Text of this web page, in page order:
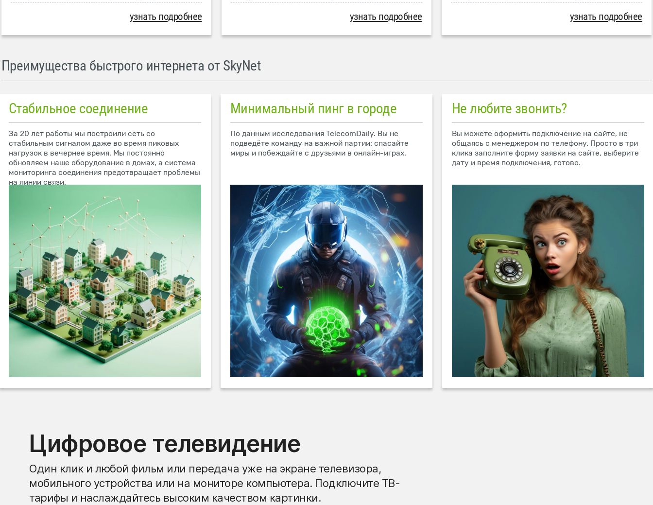
узнать подробнее узнать подробнее узнать подробнее
Преимущества быстрого интернета от SkyNet
Стабильное соединение
За 20 лет работы мы построили сеть со
стабильным сигналом даже во время пиковых
нагрузок в вечернее время. Мы постоянно
обновляем наше оборудование в домах, а система
мониторинга соединения предотвращает проблемы
на линии связи.
Минимальный пинг в городе
По данным исследования TelecomDaily. Вы не
подведёте команду на важной партии: спасайте
миры и побеждайте с друзьями в онлайн-играх.
Не любите звонить?
Вы можете оформить подключение на сайте, не
общаясь с менеджером по телефону. Просто в три
клика заполните форму заявки на сайте, выберите
дату и время подключения, готово.
Цифровое телевидение
Один клик и любой фильм или передача уже на экране телевизора,
мобильного устройства или на мониторе компьютера. Подключите ТВ-
тарифы и наслаждайтесь высоким качеством картинки.